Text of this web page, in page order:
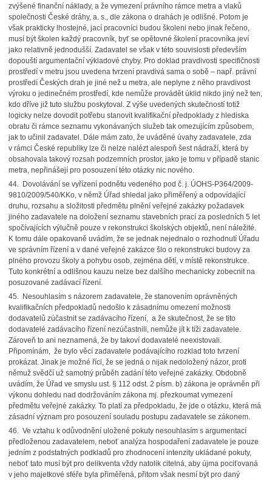
zvýšené finanční náklady, a že vymezení právního rámce metra a vlaků
společnosti České dráhy, a. s., dle zákona o drahách je odlišné. Potom je
však prakticky lhostejné, jací pracovníci budou školeni nebo jinak řečeno,
musí být školen každý pracovník, byť se opětovné školení pracovníka jeví
jako relativně jednodušší. Zadavatel se však v této souvislosti především
dopouští argumentační výkladové chyby. Pro doklad pravdivosti specifičnosti
prostředí v metru jsou uvedena tvrzení pravdivá sama o sobě – např. právní
prostředí Českých drah je jiné než u metra, ale neplyne z něho pravdivost
výroku o jedinečném prostředí, kde nemůže provádět úklid nikdo jiný než ten,
kdo dříve již tuto službu poskytoval. Z výše uvedených skutečností totiž
logicky nelze dovodit potřebu stanovit kvalifikační předpoklady z hlediska
obratu či rámce seznamu vykonávaných služeb tak omezujícím způsobem,
jak to učinil zadavatel. Dále mám zato, že uváděné úvahy zadavatele, zda
v rámci České republiky lze či nelze nalézt alespoň šest nádraží, která by
obsahovala takový rozsah podzemních prostor, jako je tomu v případě stanic
metra, nepřinášejí pro posouzení této otázky nic nového.
44. Dovolávání se vyřízení podnětu vedeného pod č. j. ÚOHS-P364/2009-
9810/2009/540/KKo, v němž Úřad shledal jako přiměřený a odpovídající
druhu, rozsahu a složitosti předmětu plnění veřejné zakázky požadavek
jiného zadavatele na doložení seznamu stavebních prací za posledních 5 let
spočívajících výlučně pouze v rekonstrukci školských objektů, není náležité.
K tomu dále opakovaně uvádím, že se jednak nejednalo o rozhodnutí Úřadu
ve správním řízení a v dané veřejné zakázce šlo o rekonstrukci budovy za
plného provozu školy a pohybu osob, zejména dětí, v místě rekonstrukce.
Tuto konkrétní a odlišnou kauzu nelze bez dalšího mechanicky zobecnit na
posuzované zadávací řízení.
45. Nesouhlasím s názorem zadavatele, že stanovením oprávněných
kvalifikačních předpokladů nedošlo k zásadnímu omezení možnosti
dodavatelů zúčastnit se zadávacího řízení, a že skutečnost, že se tito
dodavatelé zadávacího řízení nezúčastnili, nemůže jít k tíži zadavatele.
Zároveň to ani neznamená, že by takoví dodavatelé neexistovali.
Připomínám, že bylo věcí zadavatele podávajícího rozklad toto tvrzení
prokázat. Jinak je možné říci, že se jedná o nijak nedoložený názor, proti
němuž svědčí už samotný průběh zadání této veřejné zakázky. Obdobně
uvádím, že Úřad ve smyslu ust. § 112 odst. 2 písm. b) zákona je oprávněn při
výkonu dohledu nad dodržováním zákona mj. přezkoumat vymezení
předmětu veřejné zakázky. To platí za předpokladu, že jde o otázku, která má
zásadní význam pro posouzení souladu postupu zadavatele se zákonem.
46. Ve vztahu k odůvodnění uložené pokuty nesouhlasím s argumentací
předloženou zadavatelem, neboť analýza hospodaření zadavatele je pouze
jedním z podstatných podkladů pro zhodnocení intenzity ukládané pokuty,
neboť tato musí být pro delikventa vždy natolik citelná, aby újma pociťovaná
v jeho majetkové sféře byla přiměřená, přitom však nesmí být pro daný